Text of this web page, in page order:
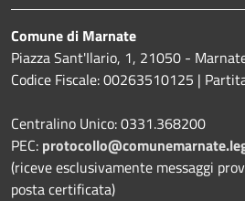
Comune di Marnate
Piazza Sant'Ilario, 1, 21050 -
Codice Fiscale: 00263510125 |
Centralino Unico: 0331.368200
PEC:
(riceve esclusivamente messaggi
posta certificata)